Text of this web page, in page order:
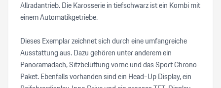
Allradantrieb. Die Karosserie in tiefschwarz ist ein Kombi mit
einem Automatikgetriebe.
Dieses Exemplar zeichnet sich durch eine umfangreiche
Ausstattung aus. Dazu gehören unter anderem ein
Panoramadach, Sitzbelüftung vorne und das Sport Chrono-
Paket. Ebenfalls vorhanden sind ein Head-Up Display, ein